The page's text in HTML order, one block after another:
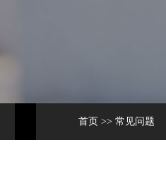
首页 >> 常见问题